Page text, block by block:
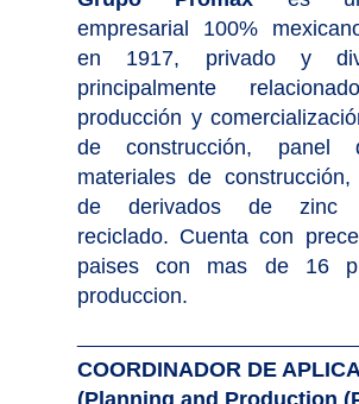
empresarial 100%
en 1917, privado y
principalmente
producción y
de construcción, panel
materiales de
de derivados de zinc
reciclado. Cuenta con
paises con mas de 16
produccion.
COORDINADOR DE
(Planning and Production